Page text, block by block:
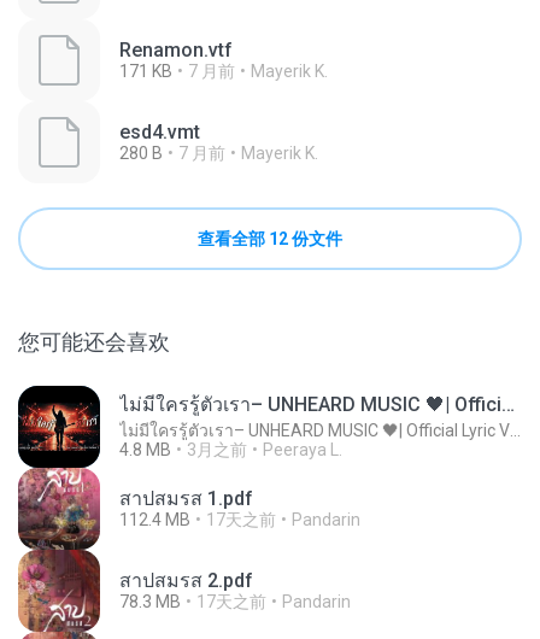
Renamon.vtf
171 KB 7 月前 Mayerik K.
esd4.vmt
280 B 7 月前 Mayerik K.
查看全部 12 份文件
您可能还会喜欢
ไม่มีใครรู้ตัวเรา– UNHEARD MUSIC 🖤| Official Lyric Video | เพลงสู้ชีวิต
4.8 MB
3月之前 Peeraya L.
สาปสมรส 1.pdf
112.4 MB 17天之前 Pandarin
สาปสมรส 2.pdf
78.3 MB 17天之前 Pandarin